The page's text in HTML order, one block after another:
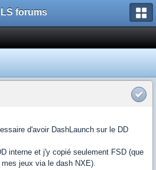
LS forums
d'avoir DashLaunch sur le DD
interne et j'y copié seulement FSD (que
jeux via le dash NXE).